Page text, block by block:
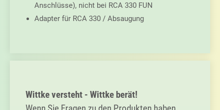
Anschlüsse), nicht bei RCA 330 FUN
Adapter für RCA 330 / Absaugung
Wittke versteht - Wittke berät!